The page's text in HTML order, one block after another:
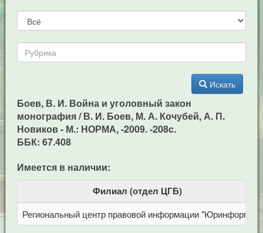
Искать
Боев, В. И. Война и уголовный закон
монография / В. И. Боев, М. А. Кочубей, А. П.
Новиков - М.: НОРМА, -2009. -208c.
ББК: 67.408
Имеется в наличии:
Филиал (отдел ЦГБ)
Региональный центр правовой информации "Юринформ"